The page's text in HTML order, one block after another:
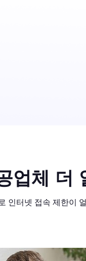
업체 더
인터넷 접속 제한